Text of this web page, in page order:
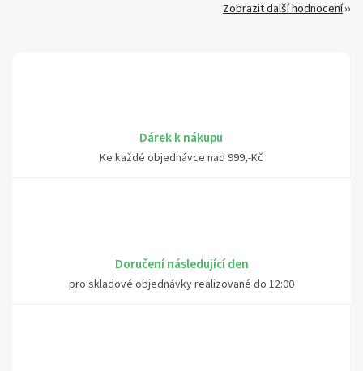
Dárek k nákupu
Ke každé objednávce nad 999,-Kč
Doručení následující den
pro skladové objednávky realizované do 12:00
Zobrazit další hodnocení